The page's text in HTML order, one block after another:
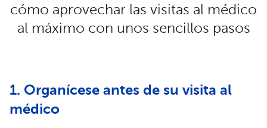
cómo aprovechar las visitas al médico
al máximo con unos sencillos pasos
1. Organícese antes de su visita al
médico